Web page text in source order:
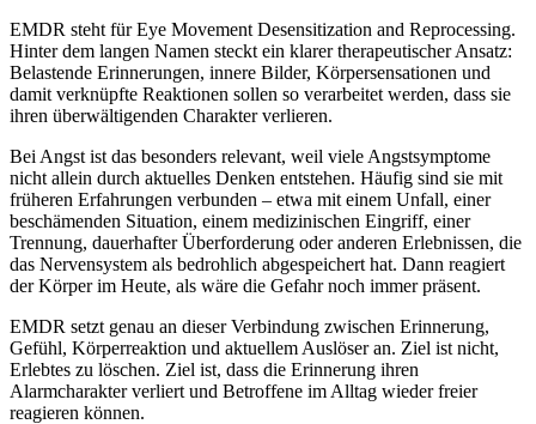
EMDR steht für Eye Movement Desensitization and Reprocessing.
Hinter dem langen Namen steckt ein klarer therapeutischer Ansatz:
Belastende Erinnerungen, innere Bilder, Körpersensationen und
damit verknüpfte Reaktionen sollen so verarbeitet werden, dass sie
ihren überwältigenden Charakter verlieren.
Bei Angst ist das besonders relevant, weil viele Angstsymptome
nicht allein durch aktuelles Denken entstehen. Häufig sind sie mit
früheren Erfahrungen verbunden – etwa mit einem Unfall, einer
beschämenden Situation, einem medizinischen Eingriff, einer
Trennung, dauerhafter Überforderung oder anderen Erlebnissen, die
das Nervensystem als bedrohlich abgespeichert hat. Dann reagiert
der Körper im Heute, als wäre die Gefahr noch immer präsent.
EMDR setzt genau an dieser Verbindung zwischen Erinnerung,
Gefühl, Körperreaktion und aktuellem Auslöser an. Ziel ist nicht,
Erlebtes zu löschen. Ziel ist, dass die Erinnerung ihren
Alarmcharakter verliert und Betroffene im Alltag wieder freier
reagieren können.